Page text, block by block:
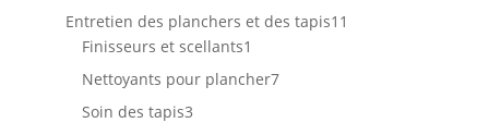
produits
Entretien des planchers et des tapis11
Finisseurs et scellants1
produit
Nettoyants pour plancher77
Soin des tapis33